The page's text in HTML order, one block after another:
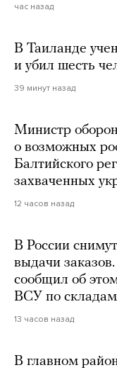
час назад
В Таиланде
и убил шесть
39 минут назад
Министр
о возможных
Балтийского
захваченных
12 часов назад
В России
выдачи
сообщил об
ВСУ по
13 часов назад
В главном